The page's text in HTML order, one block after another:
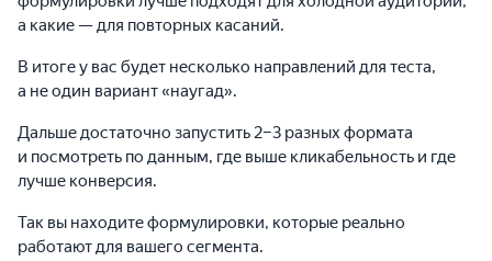
а какие — для повторных касаний.
В итоге у вас будет несколько направлений для теста,
а не один вариант «наугад».
Дальше достаточно запустить 2–3 разных формата
и посмотреть по данным, где выше кликабельность и где
лучше конверсия.
Так вы находите формулировки, которые реально
работают для вашего сегмента.